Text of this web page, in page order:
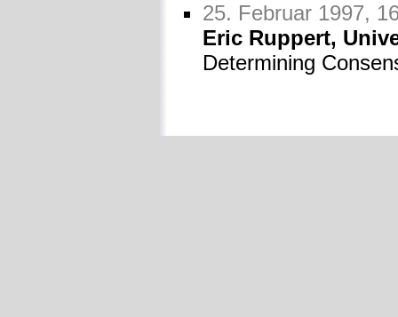
25. Februar 1997,
Eric Ruppert,
Determining